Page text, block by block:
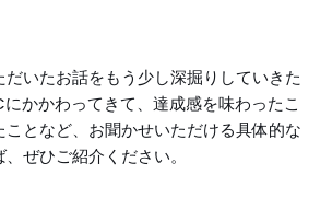
だいたお話をもう少し深掘りしていきた
かかわってきて、達成感を味わったこ
ことなど、お聞かせいただける具体的な
ぜひご紹介ください。